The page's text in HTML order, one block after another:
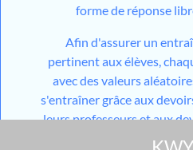
forme de réponse
Afin d'assurer un
pertinent aux élèves,
avec des valeurs
s'entraîner grâce aux
leurs professeurs et aux
mais